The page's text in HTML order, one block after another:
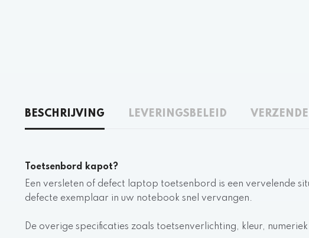
BESCHRIJVING LEVERINGSBELEID
Toetsenbord kapot?
Een versleten of defect laptop toetsenbord is een vervelende
defecte exemplaar in uw notebook snel vervangen.
De overige specificaties zoals toetsenverlichting, kleur,